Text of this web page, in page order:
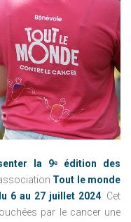
la 9ᵉ édition des
Tout le monde
6 au 27 juillet 2024. Cet
par le cancer une